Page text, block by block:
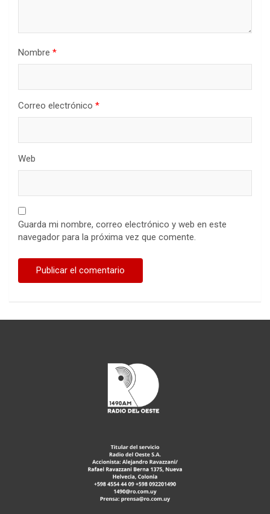
Nombre *
Correo electrónico *
Web
Guarda mi nombre, correo electrónico y web en este
navegador para la próxima vez que comente.